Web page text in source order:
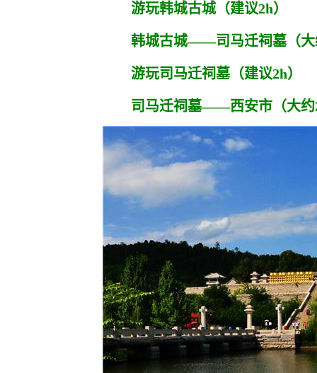
游玩韩城古城（建议2h）
韩城古城——司马迁祠墓（大
游玩司马迁祠墓（建议2h）
司马迁祠墓——西安市（大约